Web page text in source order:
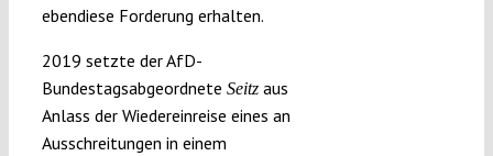
ebendiese Forderung erhalten.
2019 setzte der AfD-
Bundestagsabgeordnete Seitzaus
Anlass der Wiedereinreise eines an
Ausschreitungen in einem